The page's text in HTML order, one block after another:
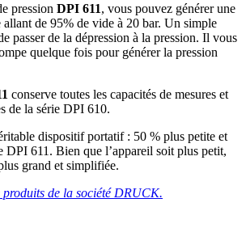
pression DPI 611, vous pouvez générer une
allant de 95% de vide à 20 bar. Un simple
passer de la dépression à la pression. Il vous
quelque fois pour générer la pression
conserve toutes les capacités de mesures et
de la série DPI 610.
dispositif portatif : 50 % plus petite et
DPI 611. Bien que l’appareil soit plus petit,
grand et simplifiée.
de la société DRUCK.